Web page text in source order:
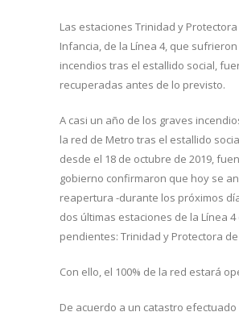
Las estaciones Trinidad y
Infancia, de la Línea 4, que
incendios tras el estallido social,
recuperadas antes de lo previsto.
A casi un año de los graves
la red de Metro tras el estallido
desde el 18 de octubre de 2019,
gobierno confirmaron que hoy se
reapertura -durante los próximos
dos últimas estaciones de la Línea
pendientes: Trinidad y Protectora
Con ello, el 100% de la red estará
De acuerdo a un catastro efectuado